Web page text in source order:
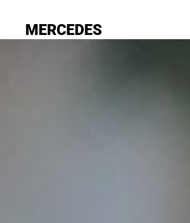
MERCEDES